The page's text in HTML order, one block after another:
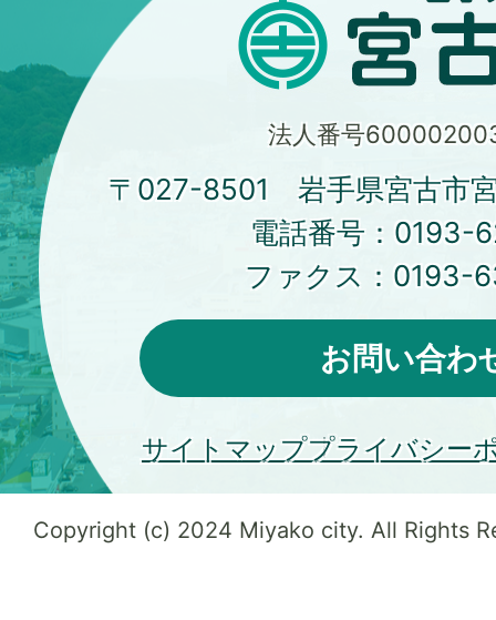
法人番号
〒027-8501 岩手県宮古市
電話番号： 0193-
ファクス： 0193-
お問い合わ
サイトマッププライバシー
Copyright (c) 2024 Miyako city. All Rights